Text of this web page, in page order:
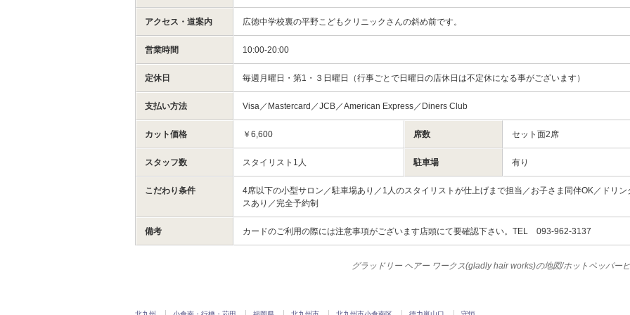
アクセス・道案内 広徳中学校裏の平野こどもクリニックさんの斜め前です。
営業時間 10:00-20:00
定休日 毎週月曜日・第1・３日曜日（行事ごとで日曜日の店休日は不定休になる事がございます）
支払い方法 Visa／Mastercard／JCB／American Express／Diners Club
カット価格 ￥6,600 席数 セット面2席
スタッフ数 スタイリスト1人 駐車場 有り
こだわり条件
4席以下の小型サロン／駐車場あり／1人のスタイリストが仕上げまで担当／お子さま同伴OK／ドリン
スあり／完全予約制
備考 カードのご利用の際には注意事項がございます店頭にて要確認下さい。TEL 093-962-3137
グラッドリー ヘアー ワークス(gladly hair works)の地図/ホットペッパー